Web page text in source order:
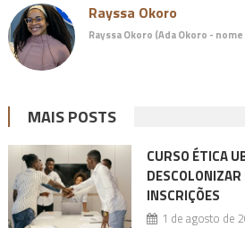
Rayssa Okoro
Rayssa Okoro (Ada Okoro - nome
MAIS POSTS
CURSO ÉTICA
INSCRIÇÕES
1 de agosto de